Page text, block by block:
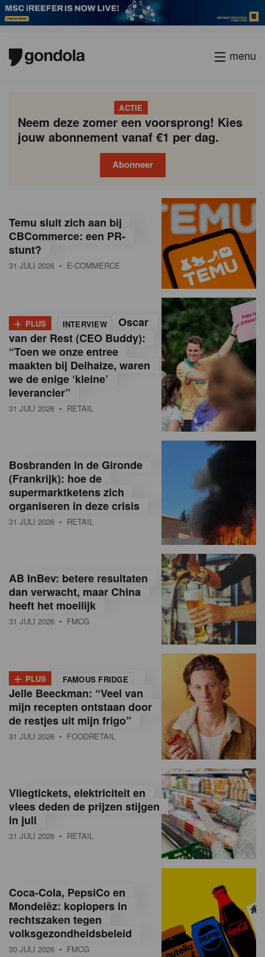
menu
ACTIE
Neem deze zomer een voorsprong! Kies
jouw abonnement vanaf €1 per dag.
Abonneer
o
n
d
a
M
a
g
a
n
e
a
n
B
e
g
ë
e
a
Temu sluit zich aan bij
CBCommerce: een PR-
stunt?
31 JULI 2026 • E-COMMERCE
+ PLUS INTERVIEW
Oscar
van der Rest (CEO Buddy):
“Toen we onze entree
maakten bij Delhaize, waren
we de enige ‘kleine’
leverancier”
31 JULI 2026 • RETAIL
Bosbranden in de Gironde
(Frankrijk): hoe de
supermarktketens zich
organiseren in deze crisis
31 JULI 2026 • RETAIL
AB InBev: betere resultaten
dan verwacht, maar China
heeft het moeilijk
31 JULI 2026 • FMCG
+ PLUS FAMOUS FRIDGE
Jelle Beeckman: “Veel van
mijn recepten ontstaan door
de restjes uit mijn frigo”
31 JULI 2026 • FOODRETAIL
Vliegtickets, elektriciteit en
vlees deden de prijzen stijgen
in juli
31 JULI 2026 • RETAIL
Coca-Cola, PepsiCo en
Mondelēz: koplopers in
rechtszaken tegen
volksgezondheidsbeleid
30 JULI 2026 • FMCG